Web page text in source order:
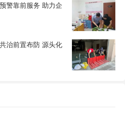
警靠前服务 助力企
治前置布防 源头化